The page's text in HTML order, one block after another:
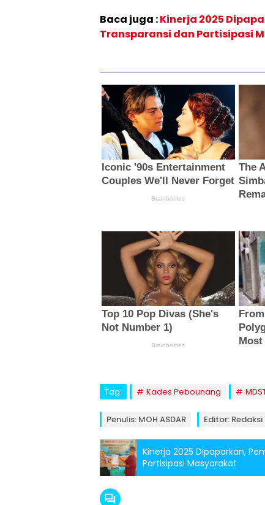
Baca juga :Kinerja 2025
Transparansi dan Partisipasi
Tag: Kades Pebounang
Penulis: MOH ASDAR Editor:
Kinerja 2025 Dipaparkan,
Partisipasi Masyarakat